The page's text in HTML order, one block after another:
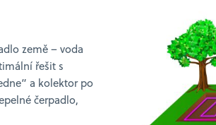
země – voda
řešit s
a kolektor po
čerpadlo,